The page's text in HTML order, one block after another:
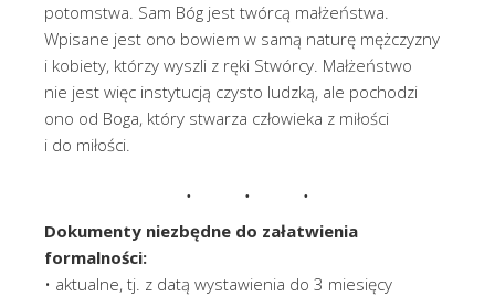
potomstwa. Sam Bóg jest twórcą małżeństwa.
Wpisane jest ono bowiem w samą naturę mężczyzny
i kobiety, którzy wyszli z ręki Stwórcy. Małżeństwo
nie jest więc instytucją czysto ludzką, ale pochodzi
ono od Boga, który stwarza człowieka z miłości
i do miłości.
Dokumenty niezbędne do załatwienia
formalności:
• aktualne, tj. z datą wystawienia do 3 miesięcy